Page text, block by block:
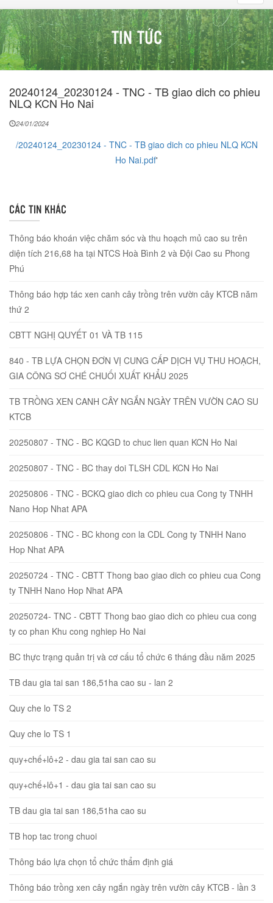
TIN TỨC
20240124_20230124 - TNC - TB giao dich co phieu
NLQ KCN Ho Nai
24/01/2024
/20240124_20230124 - TNC - TB giao dich co phieu NLQ KCN
Ho Nai.pdf'
CÁC TIN KHÁC
Thông báo khoán việc chăm sóc và thu hoạch mủ cao su trên
diện tích 216,68 ha tại NTCS Hoà Bình 2 và Đội Cao su Phong
Phú
Thông báo hợp tác xen canh cây trồng trên vườn cây KTCB năm
thứ 2
CBTT NGHỊ QUYẾT 01 VÀ TB 115
840 - TB LỰA CHỌN ĐƠN VỊ CUNG CẤP DỊCH VỤ THU HOẠCH,
GIA CÔNG SƠ CHÉ CHUỐI XUẤT KHẨU 2025
TB TRỒNG XEN CANH CÂY NGẮN NGÀY TRÊN VƯỜN CAO SU
KTCB
20250807 - TNC - BC KQGD to chuc lien quan KCN Ho Nai
20250807 - TNC - BC thay doi TLSH CDL KCN Ho Nai
20250806 - TNC - BCKQ giao dich co phieu cua Cong ty TNHH
Nano Hop Nhat APA
20250806 - TNC - BC khong con la CDL Cong ty TNHH Nano
Hop Nhat APA
20250724 - TNC - CBTT Thong bao giao dich co phieu cua Cong
ty TNHH Nano Hop Nhat APA
20250724- TNC - CBTT Thong bao giao dich co phieu cua cong
ty co phan Khu cong nghiep Ho Nai
BC thực trạng quản trị và cơ cấu tổ chức 6 tháng đầu năm 2025
TB dau gia tai san 186,51ha cao su - lan 2
Quy che lo TS 2
Quy che lo TS 1
quy+chế+lô+2 - dau gia tai san cao su
quy+chế+lô+1 - dau gia tai san cao su
TB dau gia tai san 186,51ha cao su
TB hop tac trong chuoi
Thông báo lựa chọn tổ chức thẩm định giá
Thông báo trồng xen cây ngắn ngày trên vườn cây KTCB - lần 3